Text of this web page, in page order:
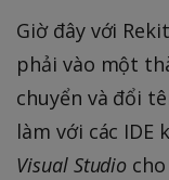
Giờ đây với
phải vào một
chuyển và đổi
làm với các IDE
Visual Studio